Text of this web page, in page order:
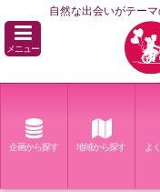
自然な出会いがテー
メニュー
企画から探す 地域から探す よ